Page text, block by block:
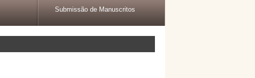
Submissão de Manuscritos